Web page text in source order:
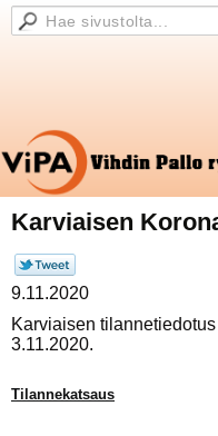
Karviaisen
9.11.2020
Karviaisen
3.11.2020.
Tilannekatsaus